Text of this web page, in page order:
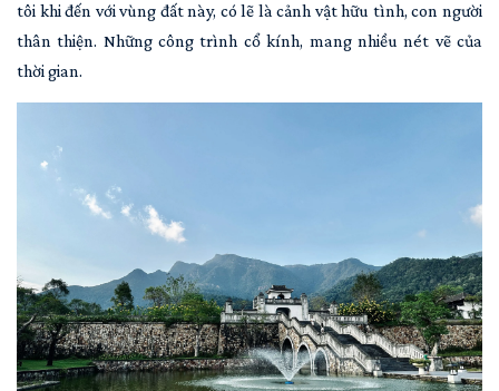
tôi khi đến với vùng đất này, có lẽ là cảnh vật hữu tình, con người
thân thiện. Những công trình cổ kính, mang nhiều nét vẽ của
thời gian.